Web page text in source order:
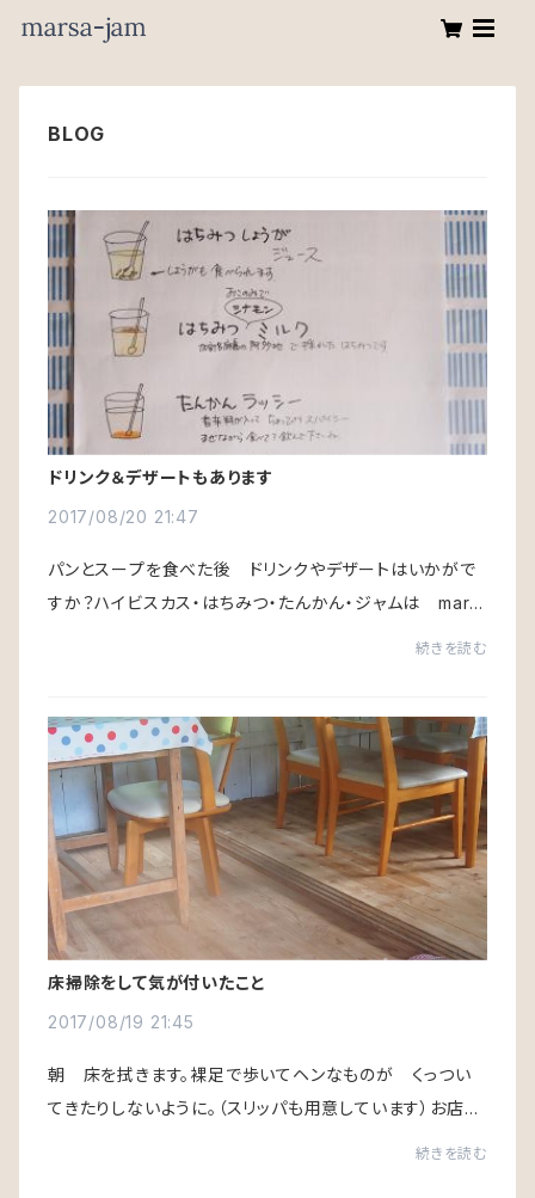
ドリンク＆デザートもあります
2017/08/20 21:47
パンとスープを食べた後 ドリンクやデザートはいかがで
すか？ハイビスカス・はちみつ・たんかん・ジャムは mars
続きを読む
床掃除をして気が付いたこと
2017/08/19 21:45
朝 床を拭きます。裸足で歩いてヘンなものが くっつい
てきたりしないように。（スリッパも用意しています）お店を
続きを読む